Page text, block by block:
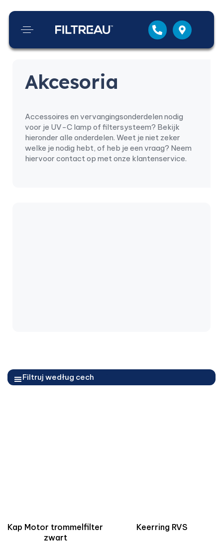
Akcesoria
Accessoires en vervangingsonderdelen nodig
voor je UV-C lamp of filtersysteem? Bekijk
hieronder alle onderdelen. Weet je niet zeker
welke je nodig hebt, of heb je een vraag? Neem
hiervoor contact op met onze klantenservice.
Filtruj według cech
Kap Motor trommelfilter
zwart
Keerring RVS